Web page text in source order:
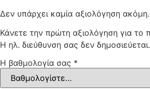
Δεν υπάρχει καμία αξιολόγηση ακόμη.
Κάνετε την πρώτη αξιολόγηση για το
Η ηλ. διεύθυνση σας δεν δημοσιεύεται.
Η βαθμολογία σας *